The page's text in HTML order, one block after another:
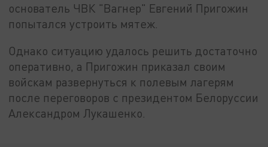
основатель ЧВК "Вагнер" Евгений Пригожин
попытался устроить мятеж.
Однако ситуацию удалось решить достаточно
оперативно, а Пригожин приказал своим
войскам развернуться к полевым лагерям
после переговоров с президентом Белоруссии
Александром Лукашенко.